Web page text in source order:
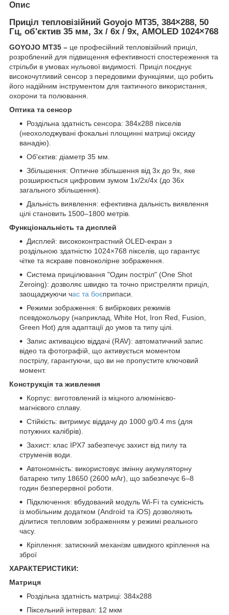
Опис
Приціл тепловізійний Goyojo MT35, 384×288, 50
Гц, об'єктив 35 мм, 3х / 6х / 9х, AMOLED 1024×768
GOYOJO MT35 – це професійний тепловізійний приціл,
розроблений для підвищення ефективності спостереження та
стрільби в умовах нульової видимості. Приціл поєднує
високочутливий сенсор з передовими функціями, що робить
його надійним інструментом для тактичного використання,
охорони та полювання.
Оптика та сенсор
Роздільна здатність сенсора: 384х288 пікселів
(неохолоджувані фокальні площинні матриці оксиду
ванадію).
Об'єктив: діаметр 35 мм.
Збільшення: Оптичне збільшення від 3х до 9x, яке
розширюється цифровим зумом 1x/2х/4х (до 36х
загального збільшення).
Дальність виявлення: ефективна дальність виявлення
цілі становить 1500–1800 метрів.
Функціональність та дисплей
Дисплей: висококонтрастний OLED-екран з
роздільною здатністю 1024×768 пікселів, що гарантує
чітке та яскраве повноколірне зображення.
Система прицілювання "Один постріл" (One Shot
Zeroing): дозволяє швидко та точно пристреляти приціл,
заощаджуючи час та боєприпаси.
Режими зображення: 6 вибіркових режимів
псевдокольору (наприклад, White Hot, Iron Red, Fusion,
Green Hot) для адаптації до умов та типу цілі.
Запис активацією віддачі (RAV): автоматичний запис
відео та фотографій, що активується моментом
пострілу, гарантуючи, що ви не пропустите ключовий
момент.
Конструкція та живлення
Корпус: виготовлений із міцного алюмінієво-
магнієвого сплаву.
Стійкість: витримує віддачу до 1000 g/0.4 ms (для
потужних калібрів).
Захист: клас IPX7 забезпечує захист від пилу та
струменів води.
Автономність: використовує змінну акумуляторну
батарею типу 18650 (2600 мАг), що забезпечує 6–8
годин безперервної роботи.
Підключення: вбудований модуль Wi-Fi та сумісність
із мобільним додатком (Android та iOS) дозволяють
ділитися тепловим зображенням у режимі реального
часу.
Кріплення: затискний механізм швидкого кріплення на
зброї
ХАРАКТЕРИСТИКИ:
Матриця
Роздільна здатність матриці: 384x288
Піксельний інтервал: 12 мкм